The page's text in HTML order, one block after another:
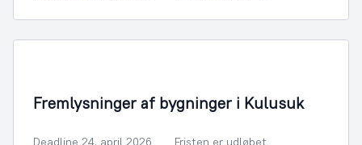
Fremlysninger af bygninger i Kulusuk
Deadline 24. april 2026 Fristen er udløbet